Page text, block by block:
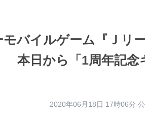
モバイルゲーム『Ｊリ
日から「1周年記念
2020年06月18日 17時06分